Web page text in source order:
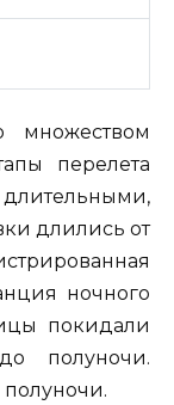
перелета
длились от
ночного
покидали
полуночи.